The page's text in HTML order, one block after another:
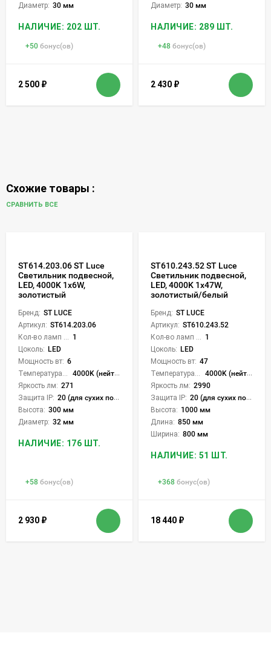
Диаметр: 30 мм
НАЛИЧИЕ: 202 ШТ.
+50 бонус(ов)
2 500 ₽
Диаметр: 30 мм
НАЛИЧИЕ: 289 ШТ.
+48 бонус(ов)
2 430 ₽
Схожие товары :
СРАВНИТЬ ВСЕ
ST614.203.06 ST Luce
Светильник подвесной,
LED, 4000K 1х6W,
золотистый
Бренд: ST LUCE
Артикул: ST614.203.06
1
Цоколь: LED
Мощность вт: 6
4000K (нейтральный)
Яркость лм: 271
Защита IP: 20 (для сухих пом.)
Высота: 300 мм
Диаметр: 32 мм
НАЛИЧИЕ: 176 ШТ.
+58 бонус(ов)
2 930 ₽
ST610.243.52 ST Luce
Светильник подвесной,
LED, 4000K 1х47W,
золотистый/белый
Бренд: ST LUCE
Артикул: ST610.243.52
1
Цоколь: LED
Мощность вт: 47
4000K (нейтральный)
Яркость лм: 2990
Защита IP: 20 (для сухих пом.)
Высота: 1000 мм
Длина: 850 мм
Ширина: 800 мм
НАЛИЧИЕ: 51 ШТ.
+368 бонус(ов)
18 440 ₽